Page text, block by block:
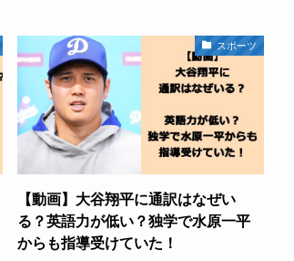
スポーツ
【動画】大谷翔平に通訳はなぜい
る？英語力が低い？独学で水原一平
からも指導受けていた！